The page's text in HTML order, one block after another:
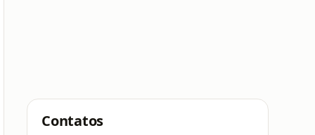
Contatos